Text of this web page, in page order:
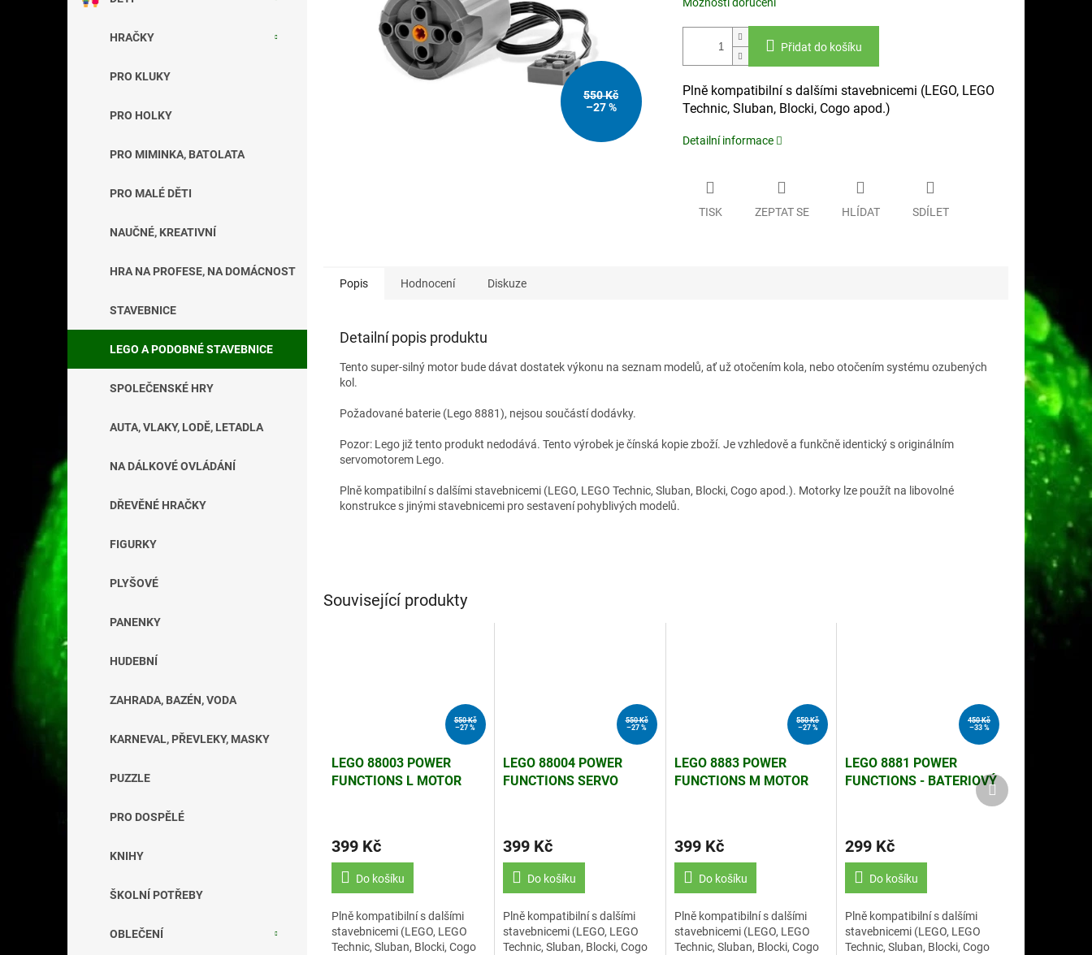
HRAČKY
PRO KLUKY
PRO HOLKY
PRO MIMINKA, BATOLATA
PRO MALÉ DĚTI
NAUČNÉ, KREATIVNÍ
HRA NA PROFESE, NA DOMÁCNOST
STAVEBNICE
LEGO A PODOBNÉ STAVEBNICE
SPOLEČENSKÉ HRY
AUTA, VLAKY, LODĚ, LETADLA
NA DÁLKOVÉ OVLÁDÁNÍ
DŘEVĚNÉ HRAČKY
FIGURKY
PLYŠOVÉ
PANENKY
HUDEBNÍ
ZAHRADA, BAZÉN, VODA
KARNEVAL, PŘEVLEKY, MASKY
PUZZLE
PRO DOSPĚLÉ
KNIHY
ŠKOLNÍ POTŘEBY
OBLEČENÍ
550 Kč
–27 %
Možnosti doručení
Přidat do košíku
Plně kompatibilní s dalšími stavebnicemi (LEGO, LEGO
Technic, Sluban, Blocki, Cogo apod.)
Detailní informace
TISK ZEPTAT SE HLÍDAT SDÍLET
Popis Hodnocení Diskuze
Detailní popis produktu
Tento super-silný motor bude dávat dostatek výkonu na seznam modelů, ať už otočením kola, nebootočením systému ozubených
kol .
Požadované baterie (Lego8881), nejsou součástí dodávky.
Pozor: Lego již tento produkt nedodává. Tento výrobek je čínská kopie zboží. Je vzhledově a funkčně identický s originálním
servomotorem Lego.
Plně kompatibilní s dalšími stavebnicemi (LEGO, LEGO Technic, Sluban, Blocki, Cogo apod.). Motorky lze použít na libovolné
konstrukce s jinými stavebnicemi pro sestavení pohyblivých modelů.
Související produkty
550 Kč
–27 %
LEGO 88003 POWER
FUNCTIONS L MOTOR
399 Kč
Do košíku
Plně kompatibilní s dalšími
stavebnicemi (LEGO, LEGO
Technic, Sluban, Blocki, Cogo
550 Kč
–27 %
LEGO 88004 POWER
FUNCTIONS SERVO
399 Kč
Do košíku
Plně kompatibilní s dalšími
stavebnicemi (LEGO, LEGO
Technic, Sluban, Blocki, Cogo
550 Kč
–27 %
LEGO 8883 POWER
FUNCTIONS M MOTOR
399 Kč
Do košíku
Plně kompatibilní s dalšími
stavebnicemi (LEGO, LEGO
Technic, Sluban, Blocki, Cogo
450 Kč
–33 %
LEGO 8881 POWER
FUNCTIONS - BATERIOVÝ
299 Kč
Do košíku
Plně kompatibilní s dalšími
stavebnicemi (LEGO, LEGO
Technic, Sluban, Blocki, Cogo
Další
produkt